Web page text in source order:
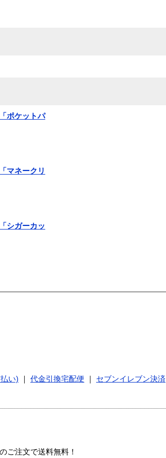
ポケットパ
マネークリ
シガーカッ
い) 代金引換宅配便
セブンイレブン決済
ご注文で送料無料！